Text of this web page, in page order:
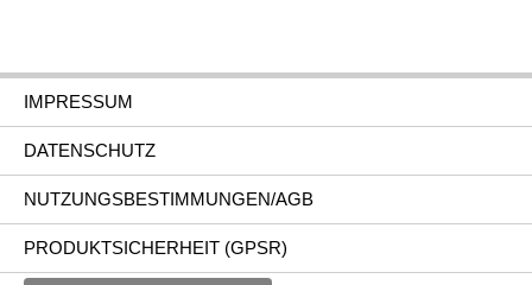
IMPRESSUM
DATENSCHUTZ
NUTZUNGSBESTIMMUNGEN/AGB
PRODUKTSICHERHEIT (GPSR)